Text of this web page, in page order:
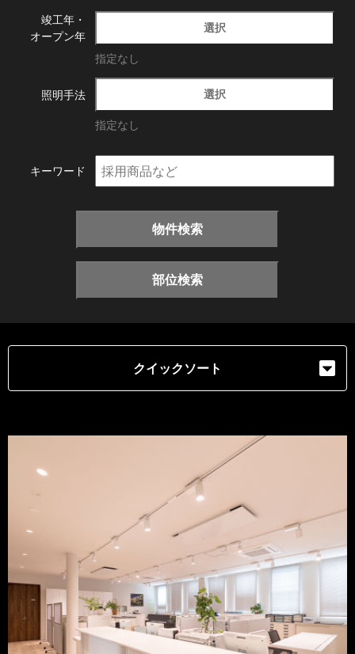
竣工年・
オープン年
選択
指定なし
照明手法 選択
指定なし
キーワード
物件検索
部位検索
クイックソート